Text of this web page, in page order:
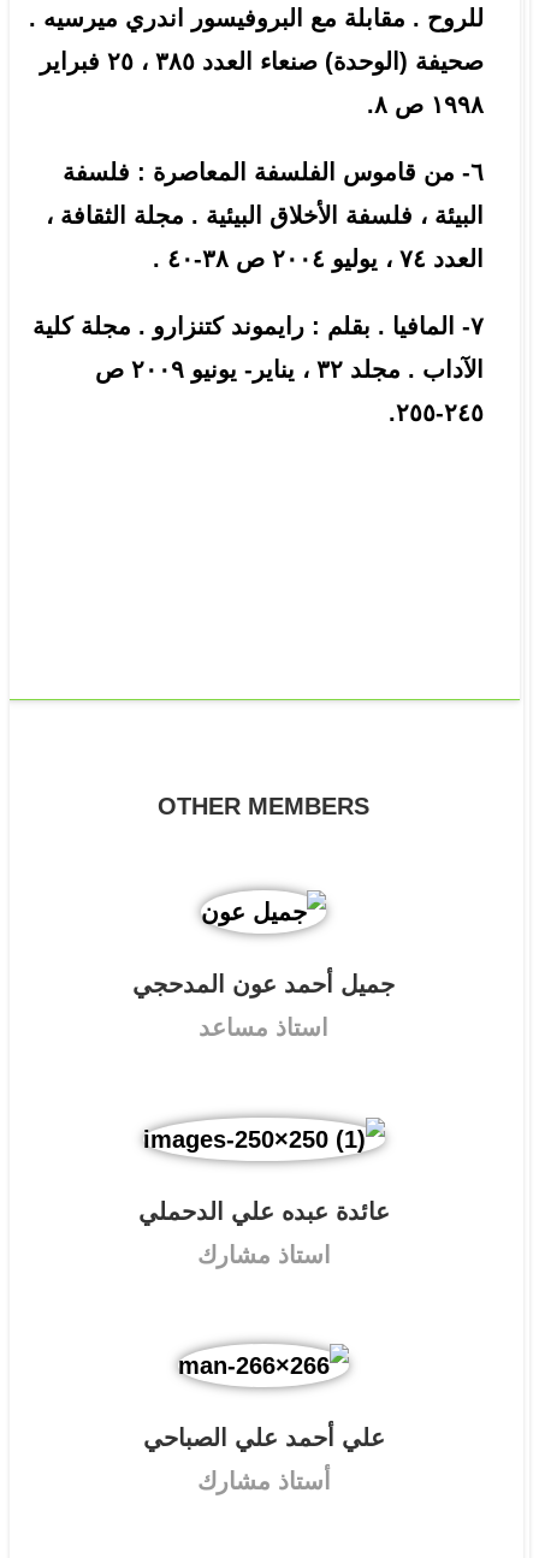
للروح . مقابلة مع البروفيسور اندري ميرسيه .
صحيفة (الوحدة) صنعاء العدد ٣٨٥ ، ٢٥ فبراير
١٩٩٨ ص ٨.
٦- من قاموس الفلسفة المعاصرة : فلسفة
البيئة ، فلسفة الأخلاق البيئية . مجلة الثقافة ،
العدد ٧٤ ، يوليو ٢٠٠٤ ص ٣٨-٤٠ .
٧- المافيا . بقلم : رايموند كتنزارو . مجلة كلية
الآداب . مجلد ٣٢ ، يناير- يونيو ٢٠٠٩ ص
٢٤٥-٢٥٥.
OTHER MEMBERS
جميل أحمد عون المدحجي
استاذ مساعد
عائدة عبده علي الدحملي
استاذ مشارك
علي أحمد علي الصباحي
أستاذ مشارك